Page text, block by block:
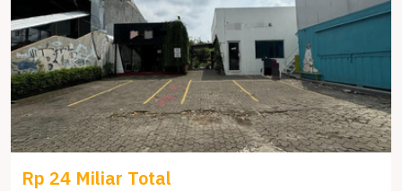
Rp 24 Miliar Total